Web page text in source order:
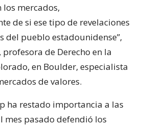
los mercados,
de si ese tipo de revelaciones
del pueblo estadounidense”,
de Derecho en la
en Boulder, especialista
de valores.
ha restado importancia a las
mes pasado defendió los